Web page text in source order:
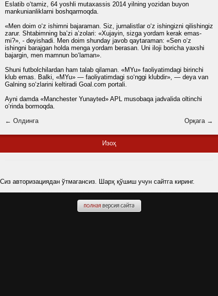
Eslatib o‘tamiz, 64 yoshli mutaxassis 2014 yilning yozidan buyon
mankunianliklarni boshqarmoqda.
«Men doim o‘z ishimni bajaraman. Siz, jurnalistlar o‘z ishingizni qilishingiz
zarur. Shtabimning ba’zi a’zolari: «Xujayin, sizga yordam kerak emas-
mi?», - deyishadi. Men doim shunday javob qaytaraman: «Sen o‘z
ishingni barajgan holda menga yordam berasan. Uni iloji boricha yaxshi
bajargin, men mamnun bo‘laman».
Shuni futbolchilardan ham talab qilaman. «MYu» faoliyatimdagi birinchi
klub emas. Balki, «MYu» — faoliyatimdagi so‘nggi klubdir», — deya van
Galning so‘zlarini keltiradi Goal.com portali.
Ayni damda «Manchester Yunayted» APL musobaqa jadvalida oltinchi
o‘rinda bormoqda.
← Олдинга
Орқага →
Изоҳ
Сиз авторизациядан ўтмагансиз. Шарҳ қўшиш учун сайтга киринг.